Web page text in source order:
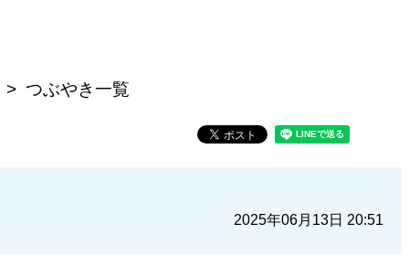
つぶやき一覧
2025年06月13日 20:51